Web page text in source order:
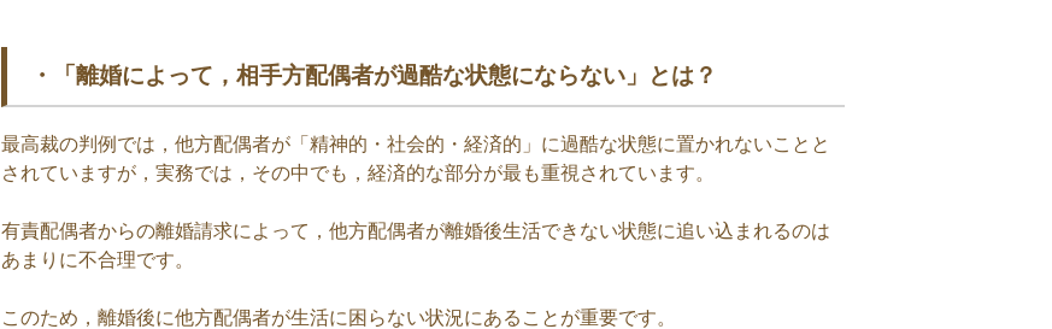
・「離婚によって，相手方配偶者が過酷な状態にならない」とは？
最高裁の判例では，他方配偶者が「精神的・社会的・経済的」に過酷な状態に置かれないことと
されていますが，実務では，その中でも，経済的な部分が最も重視されています。
有責配偶者からの離婚請求によって，他方配偶者が離婚後生活できない状態に追い込まれるのは
あまりに不合理です。
このため，離婚後に他方配偶者が生活に困らない状況にあることが重要です。